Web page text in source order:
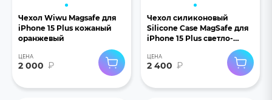
Чехол Wiwu Magsafe для
iPhone 15 Plus кожаный
оранжевый
ЦЕНА
2 000 ₽
Чехол силиконовый
Silicone Case MagSafe для
iPhone 15 Plus светло-
ЦЕНА
2 400 ₽